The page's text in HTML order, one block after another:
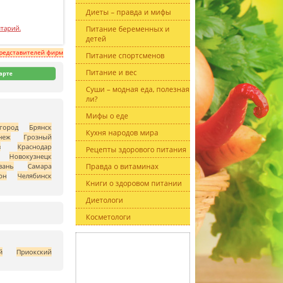
Диеты – правда и мифы
Питание беременных и
детей
Питание спортсменов
Питание и вес
Суши – модная еда, полезная
ли?
Мифы о еде
Кухня народов мира
Рецепты здорового питания
Правда о витаминах
Книги о здоровом питании
Диетологи
Косметологи
фирм
Брянск
Грозный
Краснодар
Новокузнецк
Самара
Челябинск
Приокский